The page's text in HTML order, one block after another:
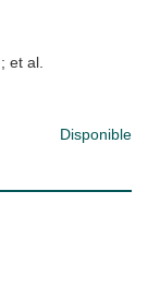
; et al.
Disponible